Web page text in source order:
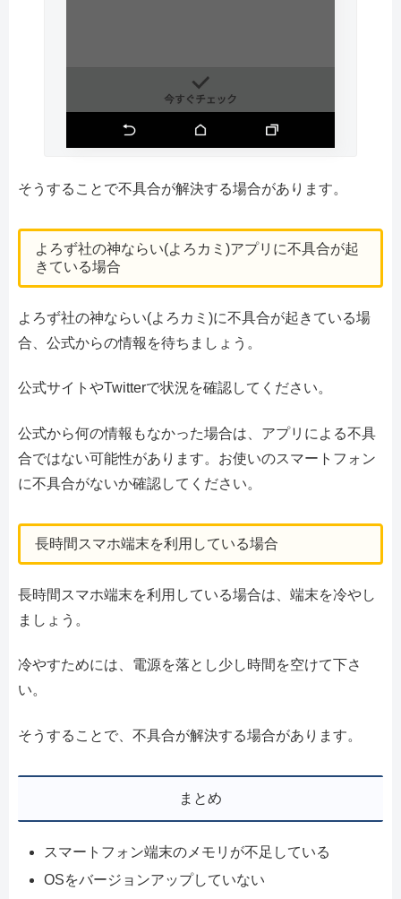
そうすることで不具合が解決する場合があります。
よろず社の神ならい(よろカミ)アプリに不具合が起
きている場合
よろず社の神ならい(よろカミ)に不具合が起きている場
合、公式からの情報を待ちましょう。
公式サイトやTwitterで状況を確認してください。
公式から何の情報もなかった場合は、アプリによる不具
合ではない可能性があります。お使いのスマートフォン
に不具合がないか確認してください。
長時間スマホ端末を利用している場合
長時間スマホ端末を利用している場合は、端末を冷やし
ましょう。
冷やすためには、電源を落とし少し時間を空けて下さ
い。
そうすることで、不具合が解決する場合があります。
まとめ
スマートフォン端末のメモリが不足している
OSをバージョンアップしていない